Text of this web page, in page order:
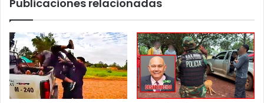
Publicaciones relacionadas